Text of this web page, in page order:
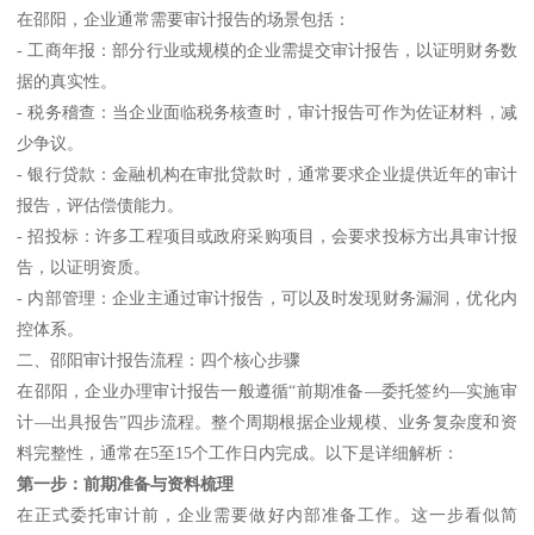
在邵阳，企业通常需要审计报告的场景包括：
- 工商年报：部分行业或规模的企业需提交审计报告，以证明财务数
据的真实性。
- 税务稽查：当企业面临税务核查时，审计报告可作为佐证材料，减
少争议。
- 银行贷款：金融机构在审批贷款时，通常要求企业提供近年的审计
报告，评估偿债能力。
- 招投标：许多工程项目或政府采购项目，会要求投标方出具审计报
告，以证明资质。
- 内部管理：企业主通过审计报告，可以及时发现财务漏洞，优化内
控体系。
二、邵阳审计报告流程：四个核心步骤
在邵阳，企业办理审计报告一般遵循“前期准备—委托签约—实施审
计—出具报告”四步流程。整个周期根据企业规模、业务复杂度和资
料完整性，通常在5至15个工作日内完成。以下是详细解析：
第一步：前期准备与资料梳理
在正式委托审计前，企业需要做好内部准备工作。这一步看似简